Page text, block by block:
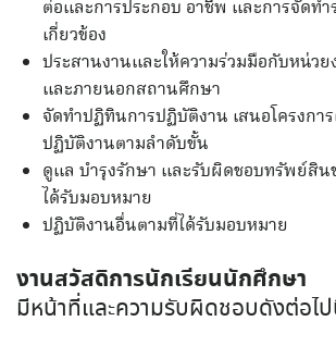
ต่อและการประกอบ อาชีพ และการจัดทำ
เกี่ยวข้อง
ประสานงานและให้ความร่วมมือกับหน่วย
และภายนอกสถานศึกษา
จัดทำปฏิทินการปฏิบัติงาน เสนอโครงกา
ปฏิบัติงานตามลำดับขั้น
ดูแล บำรุงรักษา และรับผิดชอบทรัพย์สิ
ได้รับมอบหมาย
ปฏิบัติงานอื่นตามที่ได้รับมอบหมาย
งานสวัสดิการนักเรียนนักศึกษา
มีหน้าที่และความรับผิดชอบดังต่อไ